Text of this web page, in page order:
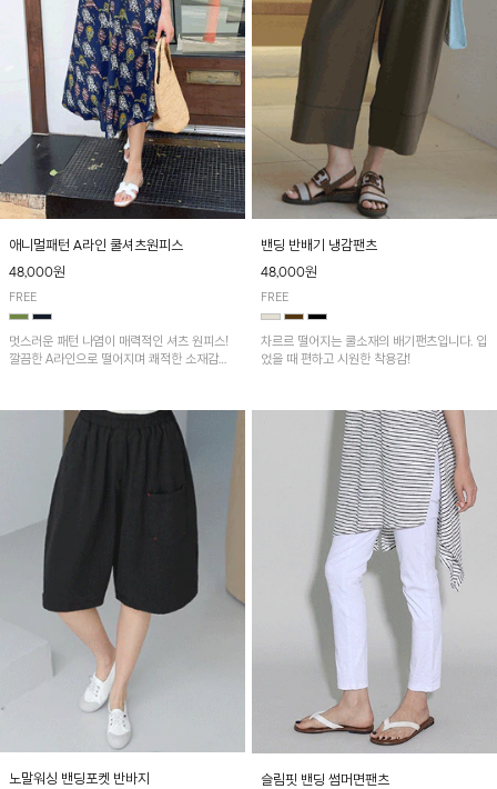
애니멀패턴 A라인 쿨셔츠원피스
48,000원
FREE
멋스러운 패턴 나염이 매력적인 셔츠 원피스!
깔끔한 A라인으로 떨어지며 쾌적한 소재감으
밴딩 반배기 냉감팬츠
48,000원
FREE
차르르 떨어지는 쿨소재의 배기팬츠입니다. 입
었을 때 편하고 시원한 착용감!
노말워싱 밴딩포켓 반바지
슬림핏 밴딩 썸머면팬츠